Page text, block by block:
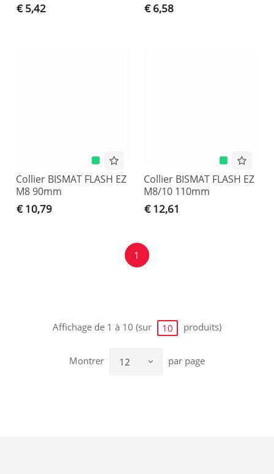
€ 5,42 € 6,58
Collier BISMAT FLASH EZ
M8 90mm
€ 10,79
Collier BISMAT FLASH EZ
M8/10 110mm
€ 12,61
1
Affichage de 1 à 10 (sur 10 produits)
Montrer 12 par page